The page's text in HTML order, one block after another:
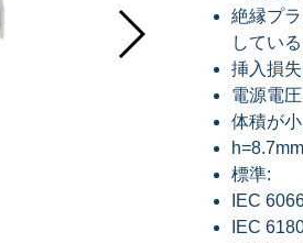
絶縁プ
している
挿入損失
電源電
体積が小
h=8.7mm
標準:
IEC
IEC